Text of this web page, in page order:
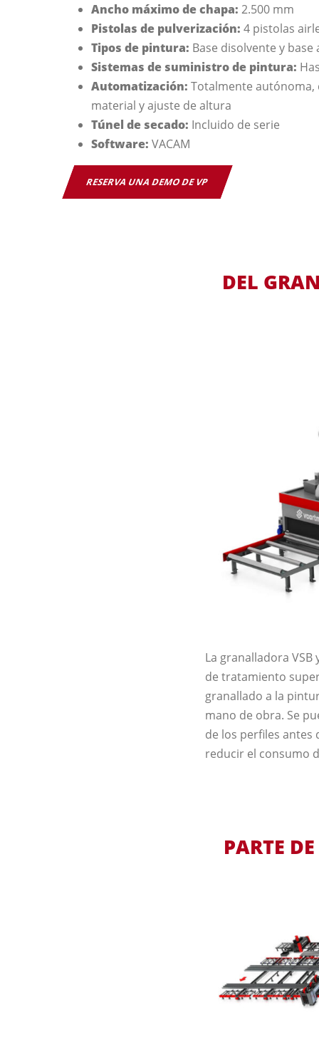
Ancho máximo de chapa: 2.500 mm
Pistolas de pulverización: 4 pistolas
Tipos de pintura: Base disolvente y base
Sistemas de suministro de pintura:
Automatización: Totalmente
material y ajuste de altura
Túnel de secado: Incluido de serie
Software: VACAM
RESERVA UNA DEMO DE VP
DEL
La granalladora
de tratamiento
granallado a la
mano de obra. Se
de los perfiles antes
reducir el consumo
PARTE